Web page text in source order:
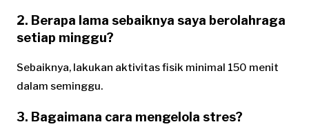
2. Berapa lama sebaiknya saya berolahraga
setiap minggu?
Sebaiknya, lakukan aktivitas fisik minimal 150 menit
dalam seminggu.
3. Bagaimana cara mengelola stres?